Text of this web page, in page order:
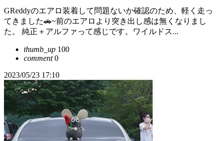
GReddyのエアロ装着して問題ないか確認のため、軽く走っ
てきました🚗~前のエアロより突き出し感は無くなりまし
た。 純正＋アルファって感じです。ワイルドス...
thumb_up 100
comment0
2023/05/23 17:10